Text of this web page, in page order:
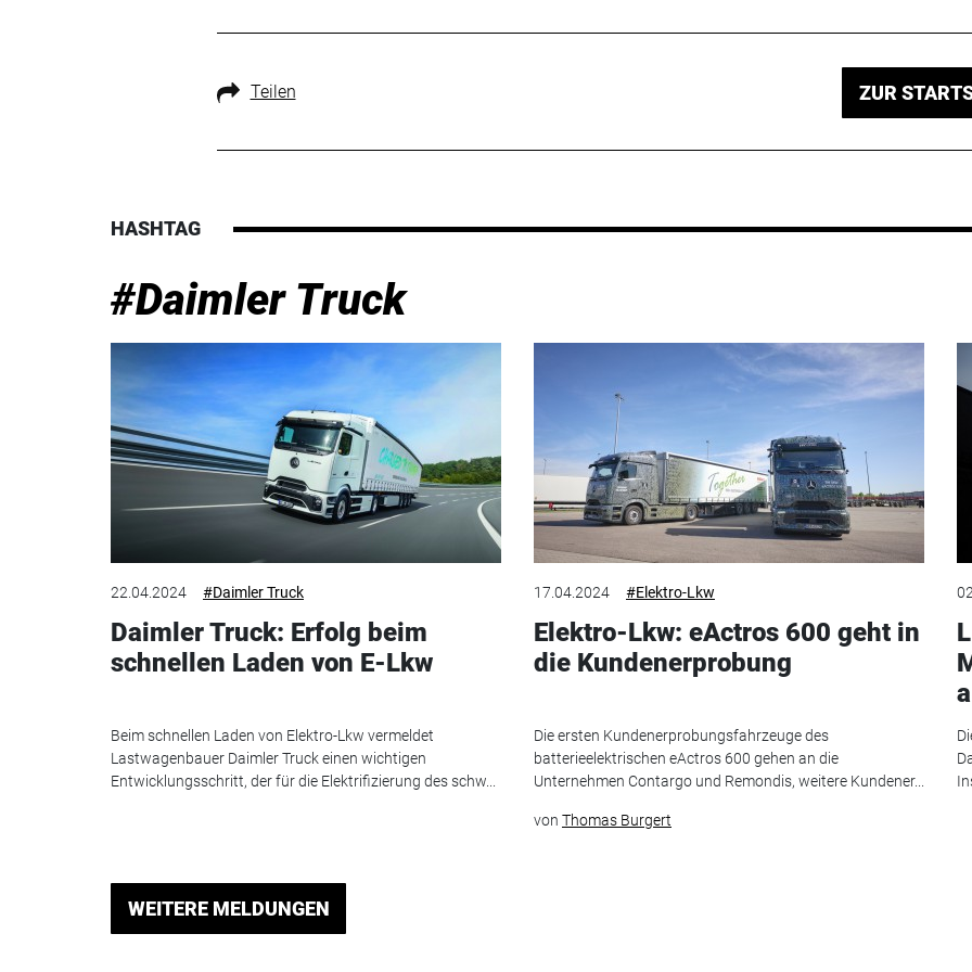
Teilen ZUR
HASHTAG
#Daimler Truck
22.04.2024 #Daimler Truck
Daimler Truck: Erfolg beim
schnellen Laden von E-Lkw
Beim schnellen Laden von Elektro-Lkw vermeldet
Lastwagenbauer Daimler Truck einen wichtigen
Entwicklungsschritt, der für die Elektrifizierung des schw...
17.04.2024 #Elektro-Lkw
Elektro-Lkw: eActros 600 geht in
die Kundenerprobung
Die ersten Kundenerprobungsfahrzeuge des
batterieelektrischen eActros 600 gehen an die
Unternehmen Contargo und Remondis, weitere Kundener...
von Thomas Burgert
WEITERE MELDUNGEN